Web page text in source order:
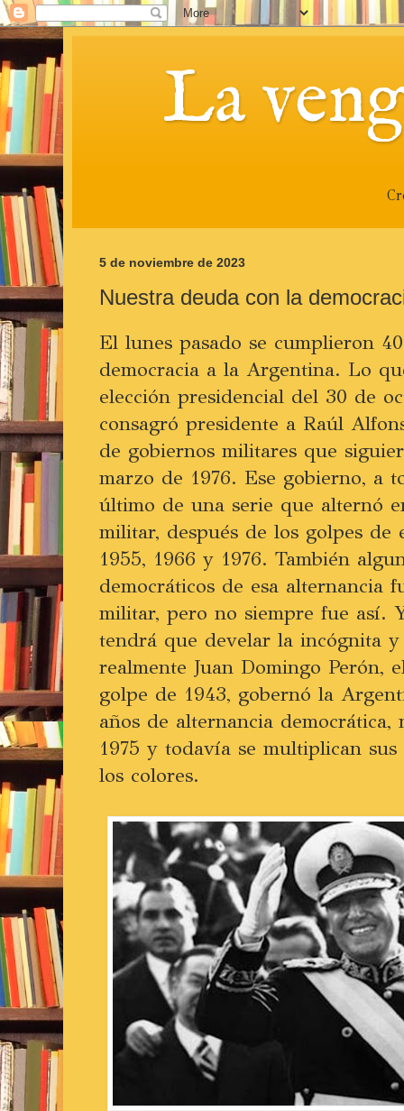
La
5 de noviembre de 2023
Nuestra deuda con la
El lunes pasado se cumplieron
democracia a la Argentina. Lo
elección presidencial del 30 de
consagró presidente a Raúl
de gobiernos militares que
marzo de 1976. Ese gobierno, a
último de una serie que alternó
militar, después de los golpes de
1955, 1966 y 1976. También
democráticos de esa alternancia
militar, pero no siempre fue así.
tendrá que develar la incógnita
realmente Juan Domingo Perón,
golpe de 1943, gobernó la
años de alternancia
1975 y todavía se multiplican
los colores.